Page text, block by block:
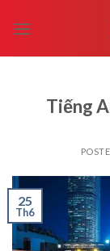
Tiếng
25
Th6